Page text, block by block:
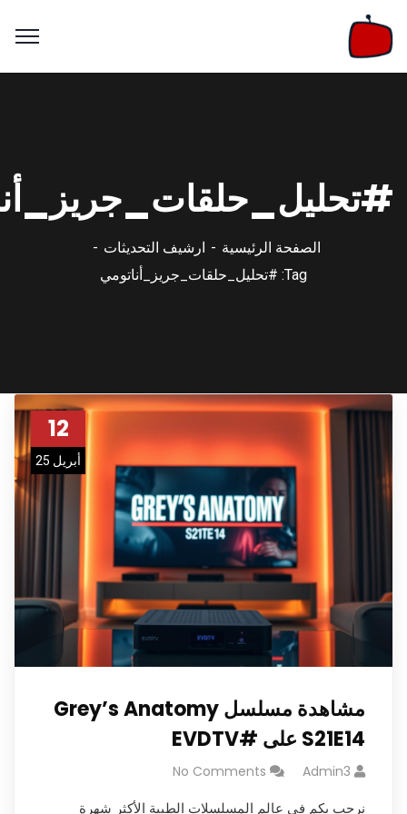
الصفحة الرئيسية
ارشيف التحديثات
Tag: #تحليل_حلقات_جريز_أناتومي
12
أبريل 25
مشاهدة مسلسل Grey’s Anatomy
S21E14 على #EVDTV
Admin3
No Comments
نرحب بكم في عالم المسلسلات الطبية الأكثر شهرة